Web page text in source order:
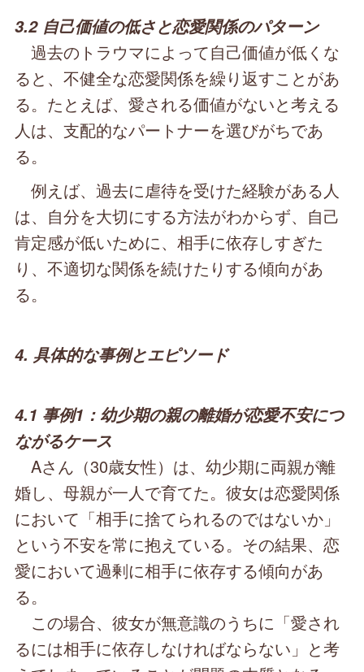
3.2 自己価値の低さと恋愛関係のパターン
過去のトラウマによって自己価値が低くな
ると、不健全な恋愛関係を繰り返すことがあ
る。たとえば、愛される価値がないと考える
人は、支配的なパートナーを選びがちであ
る。
例えば、過去に虐待を受けた経験がある人
は、自分を大切にする方法がわからず、自己
肯定感が低いために、相手に依存しすぎた
り、不適切な関係を続けたりする傾向があ
る。
4. 具体的な事例とエピソード
4.1 事例1：幼少期の親の離婚が恋愛不安につ
ながるケース
Aさん（30歳女性）は、幼少期に両親が離
婚し、母親が一人で育てた。彼女は恋愛関係
において「相手に捨てられるのではないか」
という不安を常に抱えている。その結果、恋
愛において過剰に相手に依存する傾向があ
る。
この場合、彼女が無意識のうちに「愛され
るには相手に依存しなければならない」と考